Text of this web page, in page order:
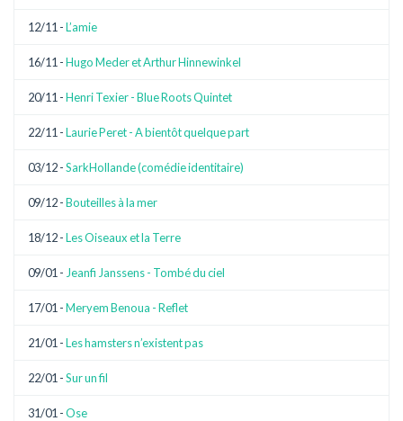
12/11 -L’amie
16/11 -Hugo Meder et Arthur Hinnewinkel
20/11 -Henri Texier - Blue Roots Quintet
22/11 -Laurie Peret - A bientôt quelque part
03/12 -SarkHollande (comédie identitaire)
09/12 -Bouteilles à la mer
18/12 -Les Oiseaux et la Terre
09/01 - Jeanfi Janssens - Tombé du ciel
17/01 -Meryem Benoua - Reflet
21/01 -Les hamsters n’existent pas
22/01 -Sur un fil
31/01 -Ose